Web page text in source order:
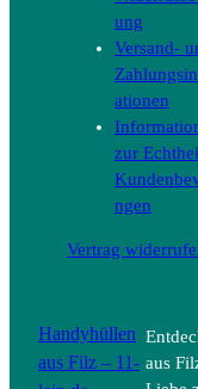
ung
Versand-
ationen
zur
ngen
Vertrag
Handyhüllen
aus Filz – 11- aus